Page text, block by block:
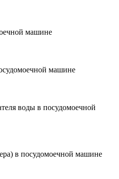
машине
машине
воды в посудомоечной
в посудомоечной машине